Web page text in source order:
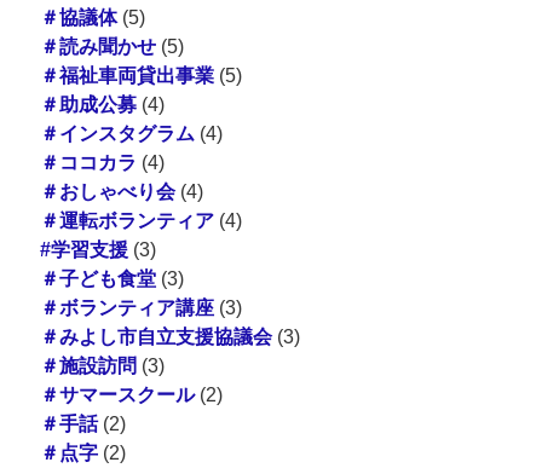
＃協議体(5)
＃読み聞かせ(5)
＃福祉車両貸出事業(5)
＃助成公募(4)
＃インスタグラム (4)
＃ココカラ (4)
＃おしゃべり会(4)
＃運転ボランティア(4)
#学習支援(3)
＃子ども食堂(3)
＃ボランティア講座(3)
＃みよし市自立支援協議会(3)
＃施設訪問 (3)
＃サマースクール(2)
＃手話(2)
＃点字(2)